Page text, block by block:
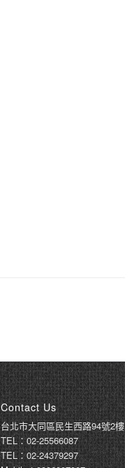
Contact Us
台北市大同區民生西路94號2樓
TEL：02-25566087
TEL：02-24379297